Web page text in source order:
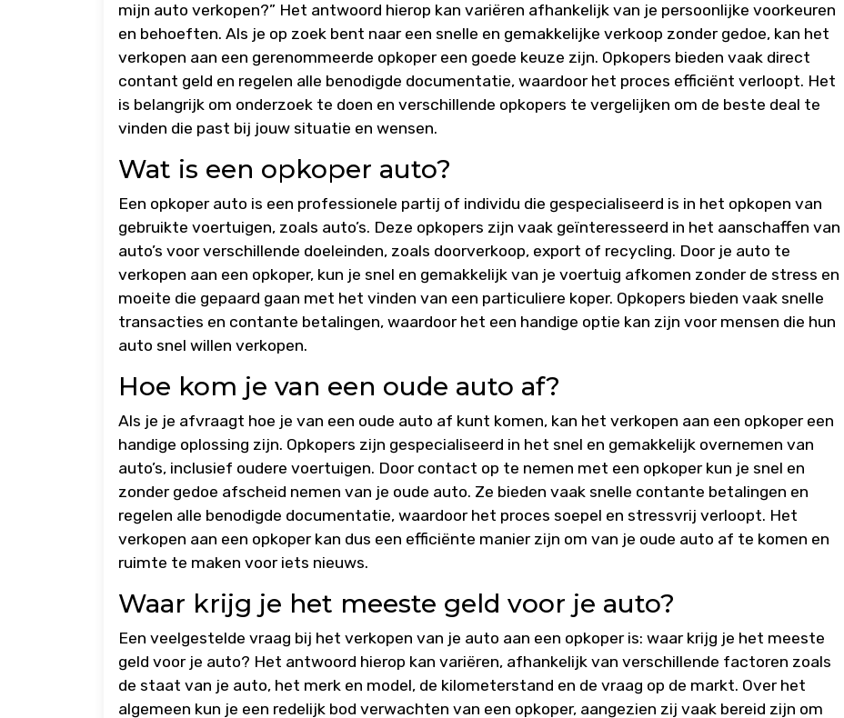
mijn auto verkopen?” Het antwoord hierop kan variëren afhankelijk van je persoonlijke voorkeuren
en behoeften. Als je op zoek bent naar een snelle en gemakkelijke verkoop zonder gedoe, kan het
verkopen aan een gerenommeerde opkoper een goede keuze zijn. Opkopers bieden vaak direct
contant geld en regelen alle benodigde documentatie, waardoor het proces efficiënt verloopt. Het
is belangrijk om onderzoek te doen en verschillende opkopers te vergelijken om de beste deal te
vinden die past bij jouw situatie en wensen.
Wat is een opkoper auto?
Een opkoper auto is een professionele partij of individu die gespecialiseerd is in het opkopen van
gebruikte voertuigen, zoals auto’s. Deze opkopers zijn vaak geïnteresseerd in het aanschaffen van
auto’s voor verschillende doeleinden, zoals doorverkoop, export of recycling. Door je auto te
verkopen aan een opkoper, kun je snel en gemakkelijk van je voertuig afkomen zonder de stress en
moeite die gepaard gaan met het vinden van een particuliere koper. Opkopers bieden vaak snelle
transacties en contante betalingen, waardoor het een handige optie kan zijn voor mensen die hun
auto snel willen verkopen.
Hoe kom je van een oude auto af?
Als je je afvraagt hoe je van een oude auto af kunt komen, kan het verkopen aan een opkoper een
handige oplossing zijn. Opkopers zijn gespecialiseerd in het snel en gemakkelijk overnemen van
auto’s, inclusief oudere voertuigen. Door contact op te nemen met een opkoper kun je snel en
zonder gedoe afscheid nemen van je oude auto. Ze bieden vaak snelle contante betalingen en
regelen alle benodigde documentatie, waardoor het proces soepel en stressvrij verloopt. Het
verkopen aan een opkoper kan dus een efficiënte manier zijn om van je oude auto af te komen en
ruimte te maken voor iets nieuws.
Waar krijg je het meeste geld voor je auto?
Een veelgestelde vraag bij het verkopen van je auto aan een opkoper is: waar krijg je het meeste
geld voor je auto? Het antwoord hierop kan variëren, afhankelijk van verschillende factoren zoals
de staat van je auto, het merk en model, de kilometerstand en de vraag op de markt. Over het
algemeen kun je een redelijk bod verwachten van een opkoper, aangezien zij vaak bereid zijn om